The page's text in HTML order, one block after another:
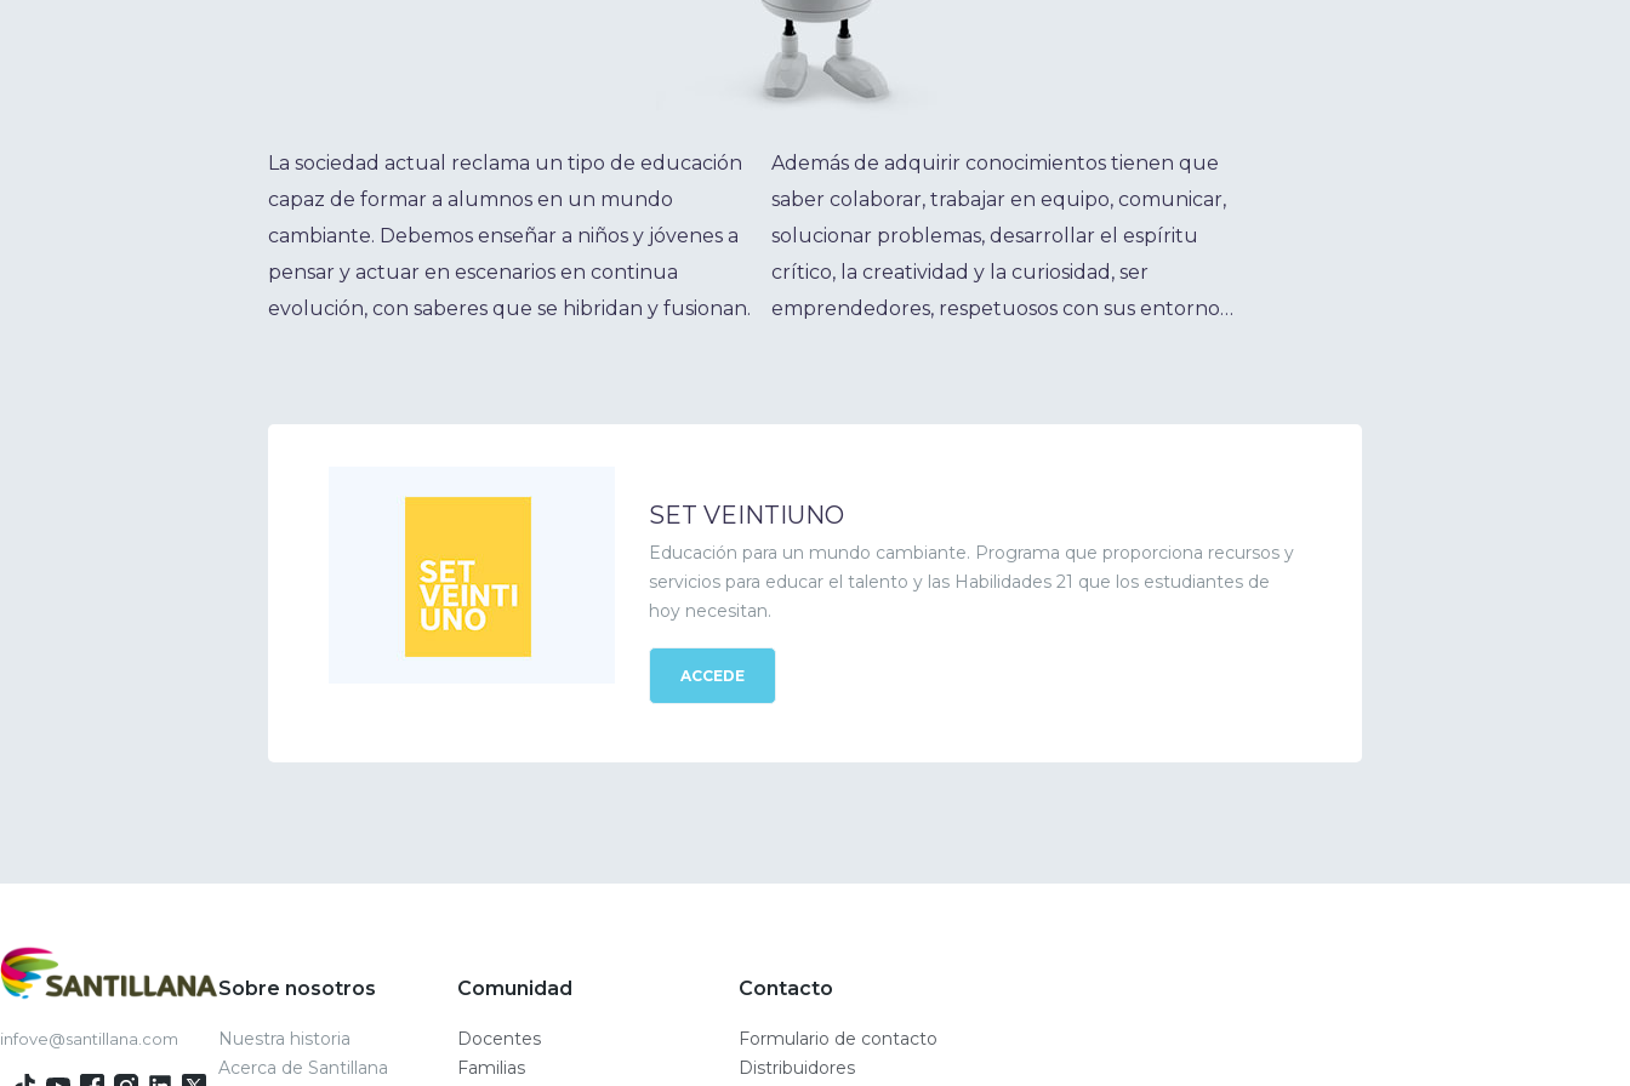
La sociedad actual reclama un tipo de educación
capaz de formar a alumnos en un mundo
cambiante. Debemos enseñar a niños y jóvenes a
pensar y actuar en escenarios en continua
evolución, con saberes que se hibridan y fusionan.
Además de adquirir conocimientos tienen que
saber colaborar, trabajar en equipo, comunicar,
solucionar problemas, desarrollar el espíritu
crítico, la creatividad y la curiosidad, ser
emprendedores, respetuosos con sus entorno…
SET VEINTIUNO
Educación para un mundo cambiante. Programa que proporciona recursos y
servicios para educar el talento y las Habilidades 21 que los estudiantes de
hoy necesitan.
ACCEDE
infove@santillana.com
Sobre nosotros
Nuestra historia
Acerca de Santillana
Comunidad
Docentes
Familias
Contacto
Formulario de contacto
Distribuidores